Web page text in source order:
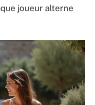
joueur alterne